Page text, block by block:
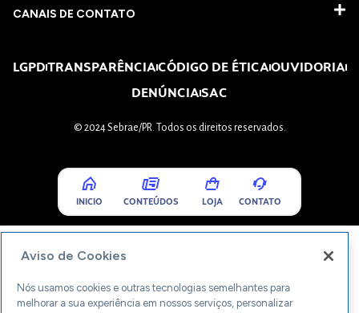
CANAIS DE CONTATO
LGPDTRANSPARÊNCIACÓDIGO DE ÉTICAOUVIDORIA
DENÚNCIASAC
© 2024 Sebrae/PR. Todos os direitos reservados.
INICIO CONTEÚDOS LOJA CONTATO
Aviso de Cookies
Nós usamos cookies e outras tecnologias semelhantes para
melhorar a sua experiência em nossos serviços, personalizar